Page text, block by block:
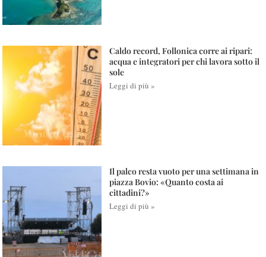
Caldo record, Follonica corre ai ripari:
acqua e integratori per chi lavora sotto il
sole
Leggi di più »
Il palco resta vuoto per una settimana in
piazza Bovio: «Quanto costa ai
cittadini?»
Leggi di più »